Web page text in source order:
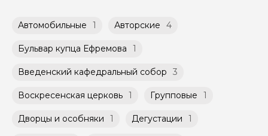
Оплата многодневного тура происходит
при наличии такой возможности,
заключенного между Организатором и
к Оферте Сервиса.
Способы оплаты на сайте: Картой
российского банка можно оплатить любую
расписанию, составленному гидом.
Помимо Вас, на групповой экскурсии могут
быть незнакомые для Вас люди.
Мини-группы проводятся на тех же
условиях, что и групповые, но с количество
не более 10 человек)
Автомобильные 1 Авторские 4
Бульвар купца Ефремова 1
Введенский кафедральный собор 3
Воскресенская церковь 1 Групповые 1
Дворцы и особняки 1 Дегустации 1